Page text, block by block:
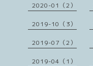
2020-01（2）
2019-10（3）
2019-07（2）
2019-04（1）